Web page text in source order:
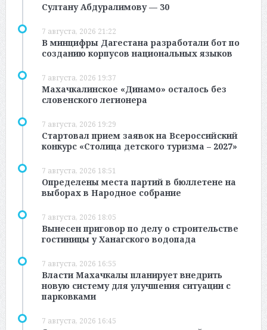
Султану Абдуралимову — 30
7 августа, 2026 21:22
В минцифры Дагестана разработали бот по
созданию корпусов национальных языков
7 августа, 2026 19:37
Махачкалинское «Динамо» осталось без
словенского легионера
7 августа, 2026 19:29
Стартовал прием заявок на Всероссийский
конкурс «Столица детского туризма – 2027»
7 августа, 2026 18:51
Определены места партий в бюллетене на
выборах в Народное собрание
7 августа, 2026 18:05
Вынесен приговор по делу о строительстве
гостиницы у Ханагского водопада
7 августа, 2026 16:55
Власти Махачкалы планирует внедрить
новую систему для улучшения ситуации с
парковками
7 августа, 2026 16:45